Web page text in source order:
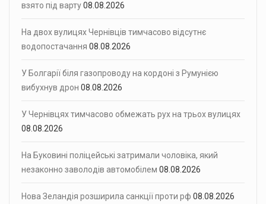
взято під варту08.08.2026
На двох вулицях Чернівців тимчасово відсутнє
водопостачання 08.08.2026
У Болгарії біля газопроводу на кордоні з Румунією
вибухнув дрон 08.08.2026
У Чернівцях тимчасово обмежать рух на трьох вулицях
08.08.2026
На Буковині поліцейські затримали чоловіка, який
незаконно заволодів автомобілем 08.08.2026
Нова Зеландія розширила санкції проти рф 08.08.2026